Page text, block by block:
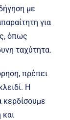
με
για
όπως
ταχύτητα.
πρέπει
Η
κερδίσουμε